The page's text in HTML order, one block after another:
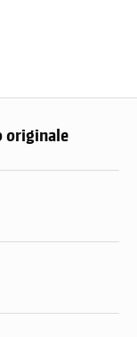
originale